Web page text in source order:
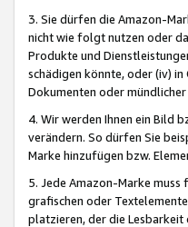
3. Sie dürfen die Amazon-
nicht wie folgt nutzen oder
Produkte und
schädigen könnte, oder (iv) in
Dokumenten oder mündlicher
4. Wir werden Ihnen ein Bild
verändern. So dürfen Sie
Marke hinzufügen bzw.
5. Jede Amazon-Marke
grafischen oder
platzieren, der die